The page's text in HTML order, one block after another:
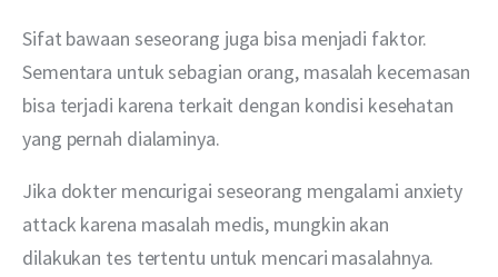
Sifat bawaan seseorang juga bisa menjadi faktor.
Sementara untuk sebagian orang, masalah kecemasan
bisa terjadi karena terkait dengan kondisi kesehatan
yang pernah dialaminya.
Jika dokter mencurigai seseorang mengalami anxiety
attack karena masalah medis, mungkin akan
dilakukan tes tertentu untuk mencari masalahnya.